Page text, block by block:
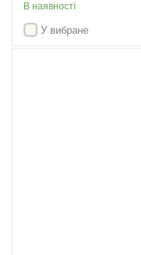
В наявності
У вибране